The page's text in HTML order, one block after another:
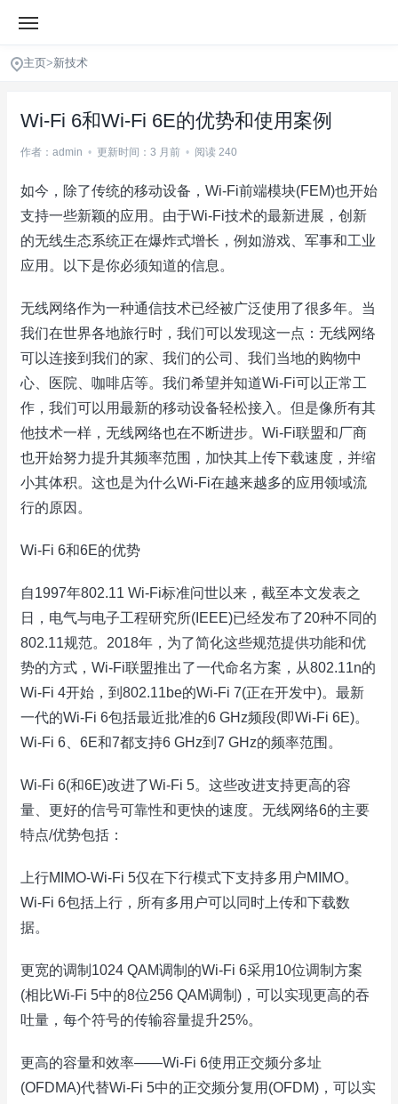
主页>新技术
Wi-Fi 6和Wi-Fi 6E的优势和使用案例
作者：admin • 更新时间：3 月前 • 阅读 240
如今，除了传统的移动设备，Wi-Fi前端模块(FEM)也开始
支持一些新颖的应用。由于Wi-Fi技术的最新进展，创新
的无线生态系统正在爆炸式增长，例如游戏、军事和工业
应用。以下是你必须知道的信息。
无线网络作为一种通信技术已经被广泛使用了很多年。当
我们在世界各地旅行时，我们可以发现这一点：无线网络
可以连接到我们的家、我们的公司、我们当地的购物中
心、医院、咖啡店等。我们希望并知道Wi-Fi可以正常工
作，我们可以用最新的移动设备轻松接入。但是像所有其
他技术一样，无线网络也在不断进步。Wi-Fi联盟和厂商
也开始努力提升其频率范围，加快其上传下载速度，并缩
小其体积。这也是为什么Wi-Fi在越来越多的应用领域流
行的原因。
Wi-Fi 6和6E的优势
自1997年802.11 Wi-Fi标准问世以来，截至本文发表之
日，电气与电子工程研究所(IEEE)已经发布了20种不同的
802.11规范。2018年，为了简化这些规范提供功能和优
势的方式，Wi-Fi联盟推出了一代命名方案，从802.11n的
Wi-Fi 4开始，到802.11be的Wi-Fi 7(正在开发中)。最新
一代的Wi-Fi 6包括最近批准的6 GHz频段(即Wi-Fi 6E)。
Wi-Fi 6、6E和7都支持6 GHz到7 GHz的频率范围。
Wi-Fi 6(和6E)改进了Wi-Fi 5。这些改进支持更高的容
量、更好的信号可靠性和更快的速度。无线网络6的主要
特点/优势包括：
上行MIMO-Wi-Fi 5仅在下行模式下支持多用户MIMO。
Wi-Fi 6包括上行，所有多用户可以同时上传和下载数
据。
更宽的调制1024 QAM调制的Wi-Fi 6采用10位调制方案
(相比Wi-Fi 5中的8位256 QAM调制)，可以实现更高的吞
吐量，每个符号的传输容量提升25%。
更高的容量和效率——Wi-Fi 6使用正交频分多址
(OFDMA)代替Wi-Fi 5中的正交频分复用(OFDM)，可以实